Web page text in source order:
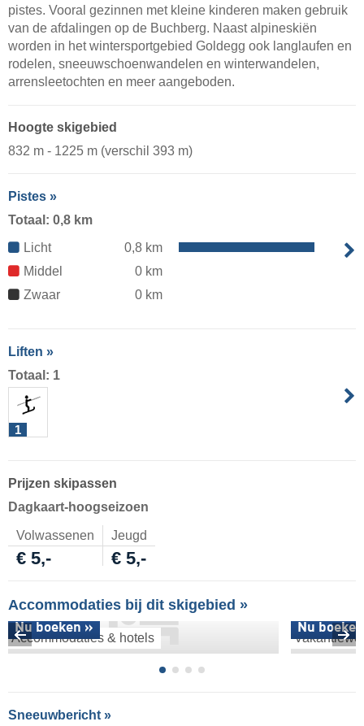
pistes. Vooral gezinnen met kleine kinderen maken gebruik
van de afdalingen op de Buchberg. Naast alpineskiën
worden in het wintersportgebied Goldegg ook langlaufen en
rodelen, sneeuwschoenwandelen en winterwandelen,
arrensleetochten en meer aangeboden.
Hoogte skigebied
832 m - 1225 m (verschil 393 m)
Pistes »
Totaal: 0,8 km
Licht
0,8 km
Middel
0 km
Zwaar
0 km
Liften »
Totaal: 1
1
Prijzen skipassen
Dagkaart-hoogseizoen
Volwassenen Jeugd
€ 5,- € 5,-
Accommodaties bij dit skigebied »
Accommodaties & hotels
Nu boeken » Nu
Sneeuwbericht »